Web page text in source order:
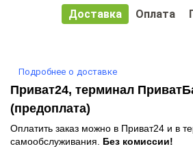
Доставка Оплата
Подробнее о доставке
Приват24, терминал
(предоплата)
Оплатить заказ можно в Приват24 и в
самообслуживания. Без комиссии!